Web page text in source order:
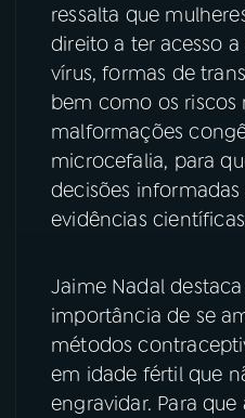
07ÚLTIMAS
FESTIVAL DE MÚSICA
ACOMPANHE A RÁDIO
YouTube
TikTok
ressalta que
direito a ter acesso
vírus, formas de
bem como os riscos
malformações
microcefalia, para
decisões
evidências
Jaime Nadal
importância de se
métodos
em idade fértil que
engravidar. Para